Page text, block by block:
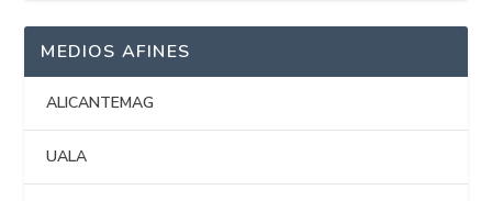
MEDIOS AFINES
ALICANTEMAG
UALA